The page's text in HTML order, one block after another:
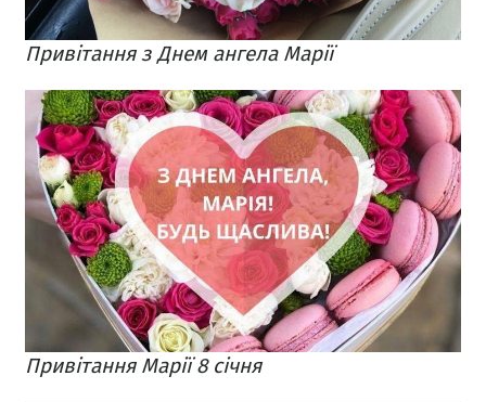
Привітання з Днем ангела Марії
Привітання Марії 8 січня